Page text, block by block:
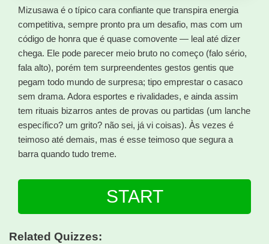
Mizusawa é o típico cara confiante que transpira energia
competitiva, sempre pronto pra um desafio, mas com um
código de honra que é quase comovente — leal até dizer
chega. Ele pode parecer meio bruto no começo (falo sério,
fala alto), porém tem surpreendentes gestos gentis que
pegam todo mundo de surpresa; tipo emprestar o casaco
sem drama. Adora esportes e rivalidades, e ainda assim
tem rituais bizarros antes de provas ou partidas (um lanche
específico? um grito? não sei, já vi coisas). Às vezes é
teimoso até demais, mas é esse teimoso que segura a
barra quando tudo treme.
START
Related Quizzes: